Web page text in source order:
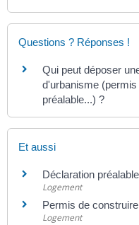
Questions ? Réponses !
Qui peut déposer
d'urbanisme
préalable...) ?
Et aussi
Déclaration
Logement
Permis de
Logement